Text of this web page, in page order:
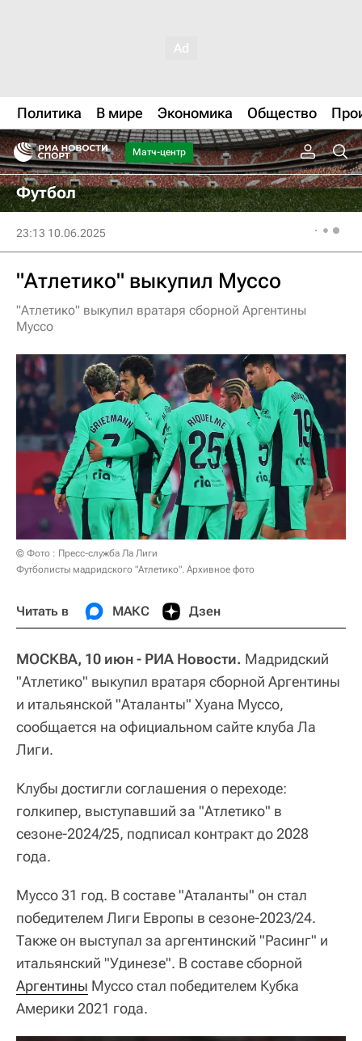
Политика В мире Экономика Общество
Матч-центр
Футбол
23:13 10.06.2025
"Атлетико" выкупил Муссо
"Атлетико" выкупил вратаря сборной Аргентины
Муссо
© Фото : Пресс-служба Ла Лиги
Футболисты мадридского "Атлетико". Архивное фото
Читать в МАКС Дзен
МОСКВА, 10 июн - РИА Новости. Мадридский
"Атлетико" выкупил вратаря сборной Аргентины
и итальянской "Аталанты" Хуана Муссо,
сообщается на официальном сайте клуба Ла
Лиги.
Клубы достигли соглашения о переходе:
голкипер, выступавший за "Атлетико" в
сезоне-2024/25, подписал контракт до 2028
года.
Муссо 31 год. В составе "Аталанты" он стал
победителем Лиги Европы в сезоне-2023/24.
Также он выступал за аргентинский "Расинг" и
итальянский "Удинезе". В составе сборной
Аргентины Муссо стал победителем Кубка
Америки 2021 года.